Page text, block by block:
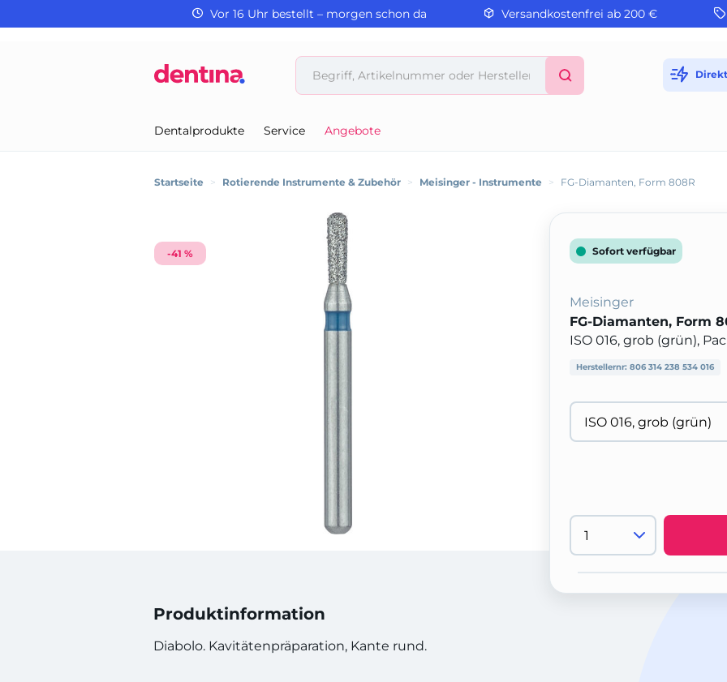
Vor 16 Uhr bestellt – morgen schon da Versandkostenfrei ab 200 €
Dentalprodukte Service Angebote
Startseite > Rotierende Instrumente & Zubehör > Meisinger - Instrumente > FG-Diamanten, Form 808R
-41 %
Produktinformation
Diabolo. Kavitätenpräparation, Kante rund.
Sofort verfügbar
Meisinger
FG-Diamanten, Form
ISO 016, grob (grün),
Herstellernr: 806 314 238 534 016